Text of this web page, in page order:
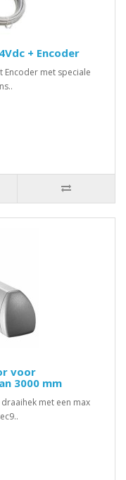
+ Encoder
Encoder met speciale
voor
3000 mm
met een max